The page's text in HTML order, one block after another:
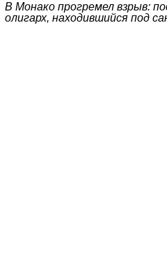
В Монако прогремел взрыв:
олигарх, находившийся под